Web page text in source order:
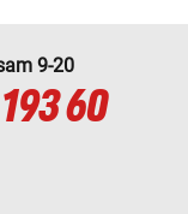
9-20
60